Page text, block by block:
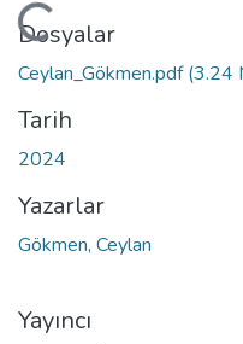
Dosyalar
Ceylan_Gökmen.pdf(3.24
Tarih
2024
Yazarlar
Gökmen, Ceylan
Yayıncı